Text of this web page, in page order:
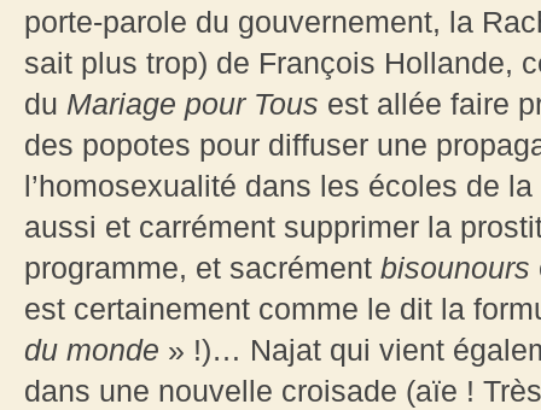
porte-parole du gouvernement, la
sait plus trop) de François Hollande,
du Mariage pour Tous est allée faire
des popotes pour diffuser une
l’homosexualité dans les écoles de
aussi et carrément supprimer la
programme, et sacrément bisounours
est certainement comme le dit la
du monde » !)… Najat qui vient
dans une nouvelle croisade (aïe !